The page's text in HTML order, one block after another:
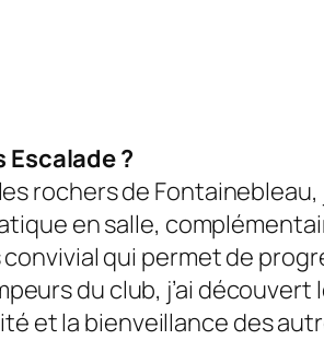
?
rochers de
en salle,
qui permet de
du club, j’ai
et la bienveillance des